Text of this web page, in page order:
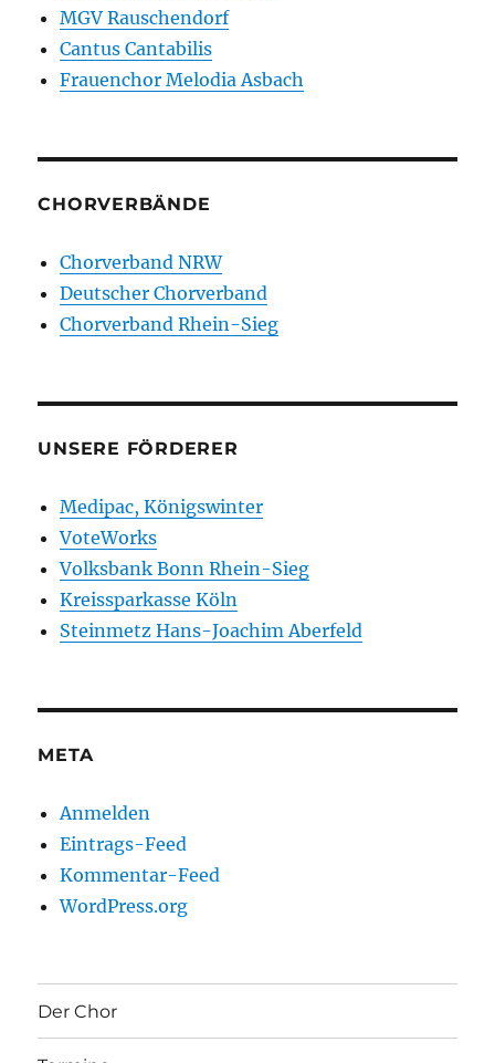
MGV Rauschendorf
Cantus Cantabilis
Frauenchor Melodia Asbach
CHORVERBÄNDE
Chorverband NRW
Deutscher Chorverband
Chorverband Rhein-Sieg
UNSERE FÖRDERER
Medipac, Königswinter
VoteWorks
Volksbank Bonn Rhein-Sieg
Kreissparkasse Köln
Steinmetz Hans-Joachim Aberfeld
META
Anmelden
Eintrags-Feed
Kommentar-Feed
WordPress.org
Der Chor